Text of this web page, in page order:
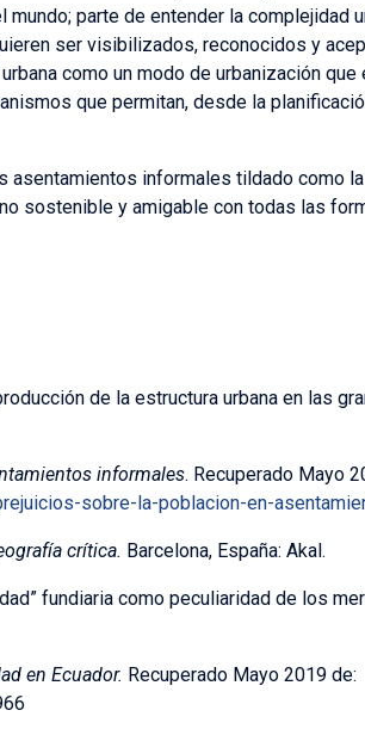
parte de entender la complejidad
ser visibilizados, reconocidos y
como un modo de urbanización
que permitan, desde la
asentamientos informales tildado como la
sostenible y amigable con todas las
de la estructura urbana en las
informales. Recuperado Mayo
sobre-la-poblacion-en-
crítica. Barcelona, España: Akal.
fundiaria como peculiaridad de los
en Ecuador. Recuperado Mayo 2019 de: